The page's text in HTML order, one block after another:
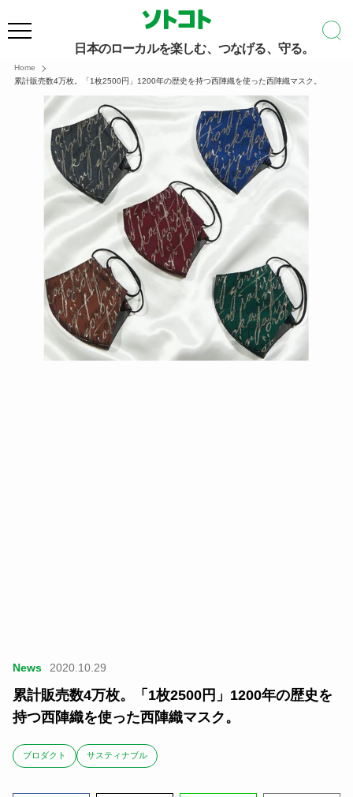
日本のローカルを楽しむ、つなげる、守る。
Home
累計販売数4万枚。「1枚2500円」1200年の歴史を持つ西陣織を使った西陣織マスク。
News 2020.10.29
累計販売数4万枚。「1枚2500円」1200年の歴史を
持つ西陣織を使った西陣織マスク。
ブロダクト サスティナブル